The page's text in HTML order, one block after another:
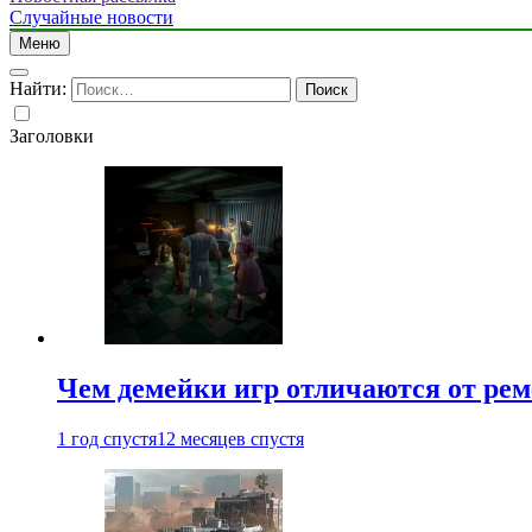
Случайные новости
Меню
Найти:
Заголовки
Чем демейки игр отличаются от
1 год спустя12 месяцев спустя